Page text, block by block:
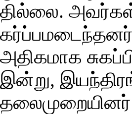
தில்லை.
அதிகமாக
இன்று,